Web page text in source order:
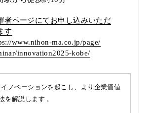
者ページにてお申し込みいただ
す
/www.nihon-ma.co.jp/page/
innovation2025-kobe/
ノベーションを起こし、より企業価値
を解説します 。